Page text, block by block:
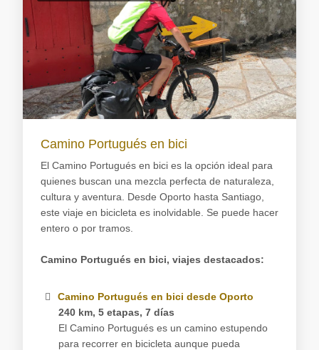
Camino Portugués en bici
El Camino Portugués en bici es la opción ideal para
quienes buscan una mezcla perfecta de naturaleza,
cultura y aventura. Desde Oporto hasta Santiago,
este viaje en bicicleta es inolvidable. Se puede hacer
entero o por tramos.
Camino Portugués en bici, viajes destacados:
Camino Portugués en bici desde Oporto
240 km, 5 etapas, 7 días
El Camino Portugués es un camino estupendo
para recorrer en bicicleta aunque pueda